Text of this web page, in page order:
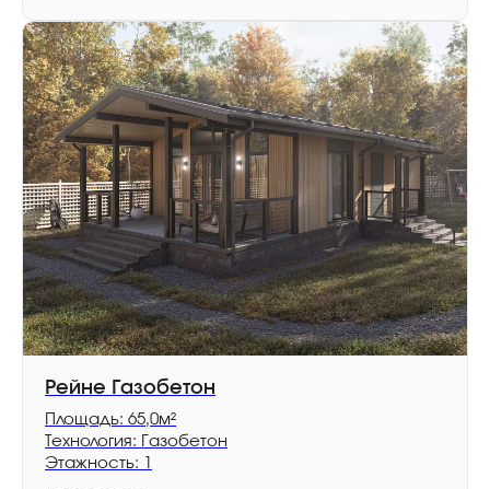
Рейне Газобетон
Площадь: 65,0м²
Технология: Газобетон
Этажность: 1